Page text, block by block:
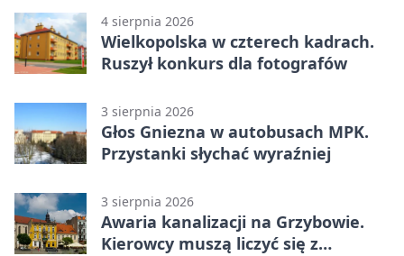
4 sierpnia 2026
Wielkopolska w czterech kadrach.
Ruszył konkurs dla fotografów
3 sierpnia 2026
Głos Gniezna w autobusach MPK.
Przystanki słychać wyraźniej
3 sierpnia 2026
Awaria kanalizacji na Grzybowie.
Kierowcy muszą liczyć się z